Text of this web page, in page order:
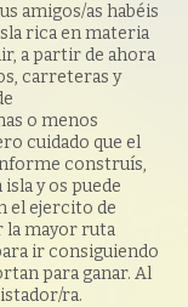
amigos/as habéis
rica en materia
a partir de ahora
carreteras y
o menos
cuidado que el
construís,
y os puede
el ejercito de
la mayor ruta
ir consiguiendo
para ganar. Al
ra.